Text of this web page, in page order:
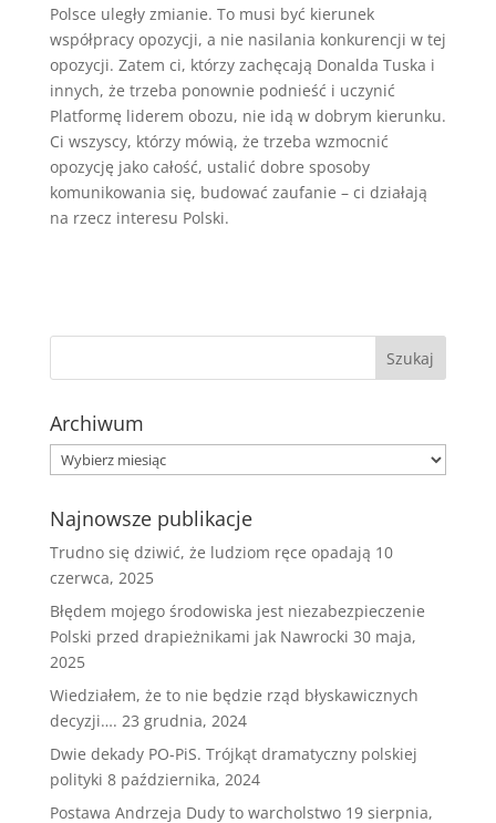
Polsce uległy zmianie. To musi być kierunek
współpracy opozycji, a nie nasilania konkurencji w tej
opozycji. Zatem ci, którzy zachęcają Donalda Tuska i
innych, że trzeba ponownie podnieść i uczynić
Platformę liderem obozu, nie idą w dobrym kierunku.
Ci wszyscy, którzy mówią, że trzeba wzmocnić
opozycję jako całość, ustalić dobre sposoby
komunikowania się, budować zaufanie – ci działają
na rzecz interesu Polski.
Archiwum
Archiwum
Najnowsze publikacje
Trudno się dziwić, że ludziom ręce opadają 10
czerwca, 2025
Błędem mojego środowiska jest niezabezpieczenie
Polski przed drapieżnikami jak Nawrocki 30 maja,
2025
Wiedziałem, że to nie będzie rząd błyskawicznych
decyzji…. 23 grudnia, 2024
Dwie dekady PO-PiS. Trójkąt dramatyczny polskiej
polityki 8 października, 2024
Postawa Andrzeja Dudy to warcholstwo 19 sierpnia,